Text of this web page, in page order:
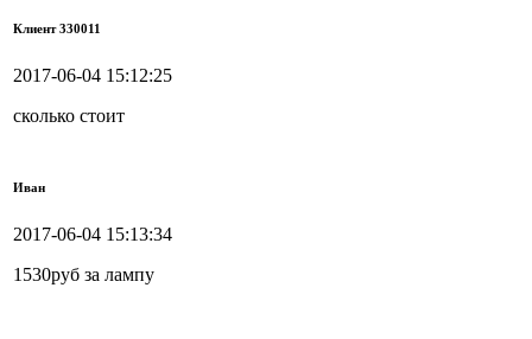
Клиент 330011
2017-06-04 15:12:25
сколько стоит
Иван
2017-06-04 15:13:34
1530руб за лампу